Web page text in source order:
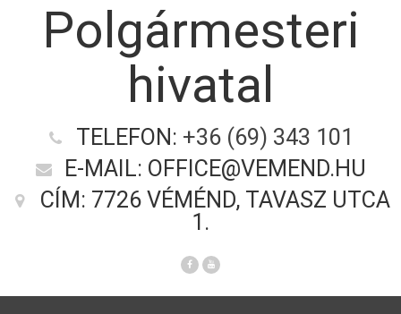
Polgármesteri
hivatal
TELEFON: +36 (69) 343 101
E-MAIL: OFFICE@VEMEND.HU
CÍM: 7726 VÉMÉND, TAVASZ UTCA
1.